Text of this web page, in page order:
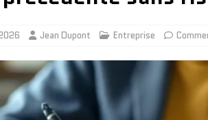
Jean Dupont Entreprise